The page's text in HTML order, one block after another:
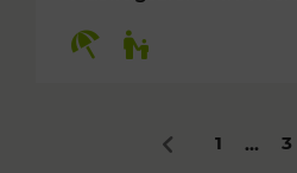
Zurück
1 ... 3